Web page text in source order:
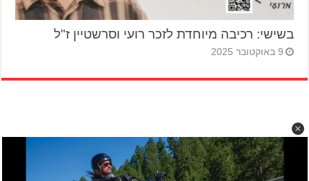
בשישי: רכיבה מיוחדת לזכר רועי וסרשטיין ז"ל
9 באוקטובר 2025